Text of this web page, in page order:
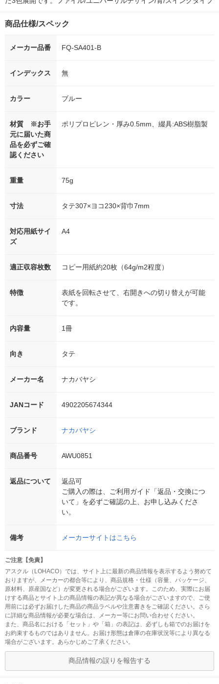
商品仕様/スペック
メーカー品番 FQ-SA401-B
インデックス 無
カラー ブルー
材質 ※お手
元に届いた商
品を必ずご確
認ください
ポリプロピレン・厚み0.5mm、綴具:ABS樹脂製
重量 75g
寸法 タテ307×ヨコ230×背巾7mm
対応用紙サイ
ズ
A4
適正収容枚数 コピー用紙約20枚（64g/m2程度）
特徴
表紙を回転させて、右開きへの切り替えが可能
です。
内容量 1冊
向き タテ
メーカー名 ナカバヤシ
JANコード 4902205674344
ブランド ナカバヤシ
商品番号 AWU0851
返品について
返品可
ご購入の際は、ご利用ガイド「返品・交換につ
いて」を必ずご確認の上、お申し込みくださ
い。
備考 メーカーサイトはこちら
ご注意【免責】
アスクル（LOHACO）では、サイト上に最新の商品情報を表示するよう努めて
おりますが、メーカーの都合等により、商品規格・仕様（容量、パッケージ、
原材料、原産国など）が変更される場合がございます。このため、実際にお届
けする商品とサイト上の商品情報の表記が異なる場合がございますので、ご使
用前には必ずお届けした商品の商品ラベルや注意書きをご確認ください。さら
に詳細な商品情報が必要な場合は、メーカー等にお問い合わせください。
また、商品名における「セット」や「箱」の表記は、必ずしも箱でのお届けを
お約束するものではありません。お届け形態は倉庫の在庫状況等により異なる
場合がございます。あらかじめご了承ください。
商品情報の誤りを報告する